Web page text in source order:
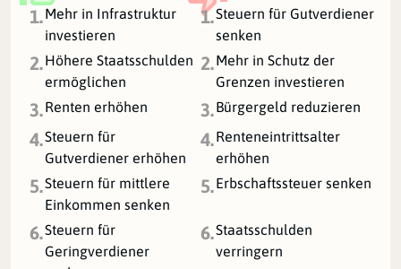
1.Mehr in Infrastruktur
investieren
1.Steuern für Gutverdiener
senken
2.Höhere Staatsschulden
ermöglichen
2.Mehr in Schutz der
Grenzen investieren
3.Renten erhöhen 3.Bürgergeld reduzieren
4.Steuern für
Gutverdiener erhöhen
4.Renteneintrittsalter
erhöhen
5.Steuern für mittlere
Einkommen senken
5.Erbschaftssteuer senken
6.Steuern für
Geringverdiener
6.Staatsschulden
verringern